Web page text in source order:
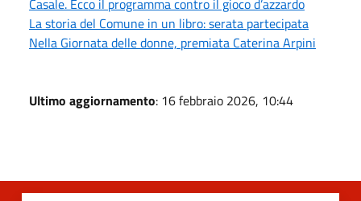
La storia del Comune in un libro: serata partecipata
Nella Giornata delle donne, premiata Caterina Arpini
Ultimo aggiornamento: 16 febbraio 2026, 10:44